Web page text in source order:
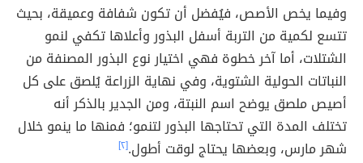
وفيما يخص الأصص، فيُفضل أن تكون شفافة وعميقة، بحيث
تتسع لكمية من التربة أسفل البذور وأعلاها تكفي لنمو
الشتلات، أما آخر خطوة فهي اختيار نوع البذور المصنفة من
النباتات الحولية الشتوية، وفي نهاية الزراعة يُلصق على كل
أصيص ملصق يوضح اسم النبتة، ومن الجدير بالذكر أنه
تختلف المدة التي تحتاجها البذور لتنمو؛ فمنها ما ينمو خلال
شهر مارس، وبعضها يحتاج لوقت أطول.[٢]